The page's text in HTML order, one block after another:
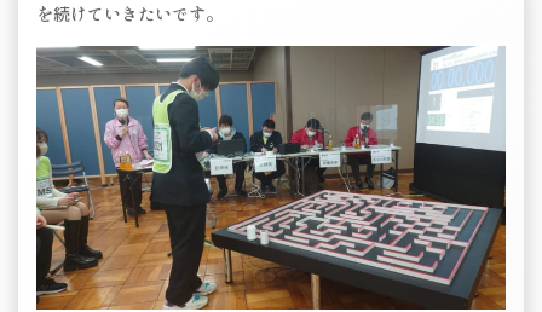
を続けていきたいです。